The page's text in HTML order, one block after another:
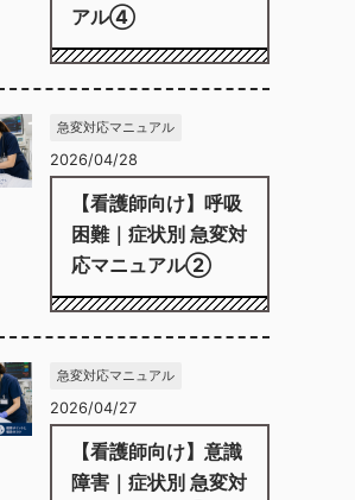
アル④
急変対応マニュアル
2026/04/28
【看護師向け】呼吸
困難｜症状別 急変対
応マニュアル②
急変対応マニュアル
2026/04/27
【看護師向け】意識
障害｜症状別 急変対